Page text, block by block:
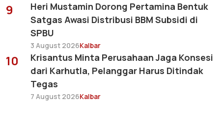
9
Heri Mustamin Dorong Pertamina Bentuk
Satgas Awasi Distribusi BBM Subsidi di
SPBU
3 August 2026Kalbar
10
Krisantus Minta Perusahaan Jaga Konsesi
dari Karhutla, Pelanggar Harus Ditindak
Tegas
7 August 2026Kalbar